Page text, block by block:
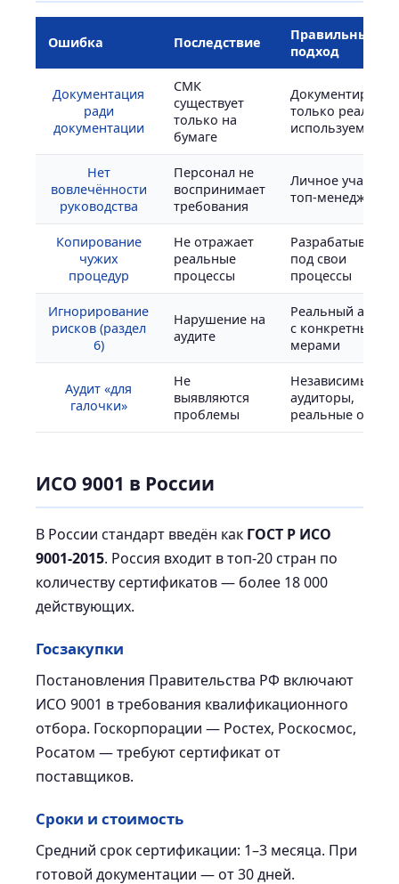
Ошибка Последствие
Правильный
подход
Документация
ради
документации
СМК
существует
только на
бумаге
только реально
используемое
Нет
вовлечённости
руководства
Персонал не
воспринимает
требования
Личное участие
топ-
Копирование
чужих
процедур
Не отражает
реальные
процессы
Разрабатывать
под свои
процессы
Игнорирование
рисков (раздел
6)
Нарушение на
аудите
Реальный
с конкретными
мерами
Аудит «для
галочки»
Не
выявляются
проблемы
Независимые
аудиторы,
реальные
ИСО 9001 в России
В России стандарт введён как ГОСТ Р ИСО
9001-2015. Россия входит в топ-20 стран по
количеству сертификатов — более 18 000
действующих.
Госзакупки
Постановления Правительства РФ включают
ИСО 9001 в требования квалификационного
отбора. Госкорпорации — Ростех, Роскосмос,
Росатом — требуют сертификат от
поставщиков.
Сроки и стоимость
Средний срок сертификации: 1–3 месяца. При
готовой документации — от 30 дней.